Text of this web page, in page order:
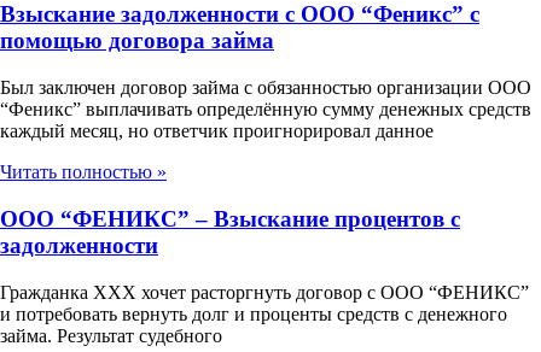
Взыскание задолженности с ООО “Феникс” с
помощью договора займа
Был заключен договор займа с обязанностью организации ООО
“Феникс” выплачивать определённую сумму денежных средств
каждый месяц, но ответчик проигнорировал данное
Читать полностью »
ООО “ФЕНИКС” – Взыскание процентов с
задолженности
Гражданка ХХХ хочет расторгнуть договор с ООО “ФЕНИКС”
и потребовать вернуть долг и проценты средств с денежного
займа. Результат судебного